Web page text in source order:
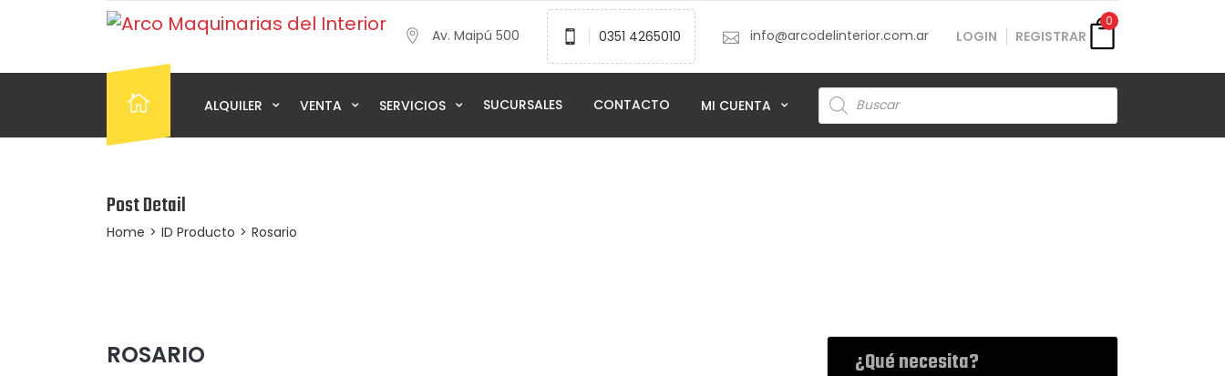
Av. Maipú 500 0351 4265010 info@arcodelinterior.com.ar LOGIN REGISTRAR
0
ALQUILER VENTA SERVICIOS SUCURSALES CONTACTO MI CUENTA
Búsqueda
de
productos
Post Detail
Home > ID Producto > Rosario
ROSARIO ¿Qué necesita?